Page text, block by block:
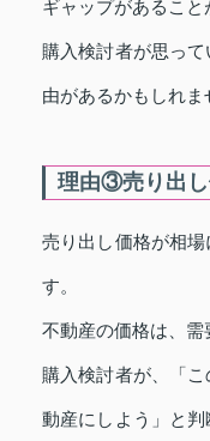
ギャップがあること
購入検討者が思っ
由があるかもしれま
理由③売り出
売り出し価格が相
す。
不動産の価格は、需
購入検討者が、「
動産にしよう」と